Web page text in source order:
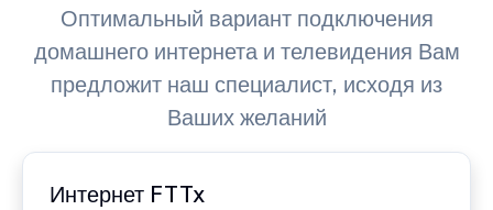
Оптимальный вариант подключения
домашнего интернета и телевидения Вам
предложит наш специалист, исходя из
Ваших желаний
Интернет FTTx